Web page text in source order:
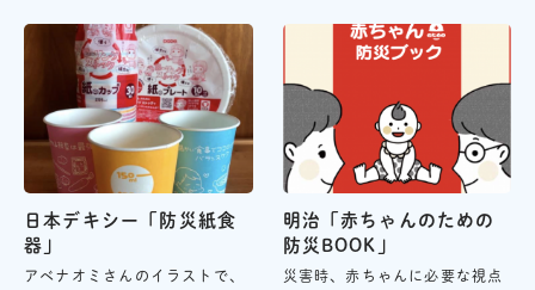
日本デキシー「防災紙食
器」
アベナオミさんのイラストで、
明治「赤ちゃんのための
防災BOOK」
災害時、赤ちゃんに必要な視点